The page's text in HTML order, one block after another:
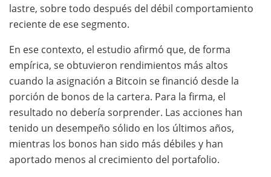
lastre, sobre todo después del débil comportamiento
reciente de ese segmento.
En ese contexto, el estudio afirmó que, de forma
empírica, se obtuvieron rendimientos más altos
cuando la asignación a Bitcoin se financió desde la
porción de bonos de la cartera. Para la firma, el
resultado no debería sorprender. Las acciones han
tenido un desempeño sólido en los últimos años,
mientras los bonos han sido más débiles y han
aportado menos al crecimiento del portafolio.